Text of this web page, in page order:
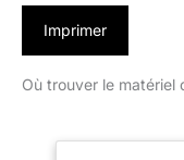
Imprimer
Où trouver le matériel